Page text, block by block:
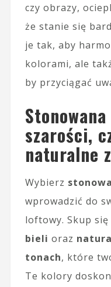
czy obrazy,
że stanie się
je tak, aby
kolorami, ale
by przyciągać
szarości,
naturalne
Wybierz
wprowadzić do
loftowy. Skup się
bieli oraz
tonach, które
Te kolory